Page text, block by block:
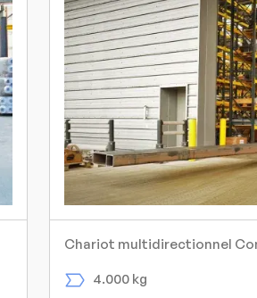
Chariot multidirectionnel
4.000 kg